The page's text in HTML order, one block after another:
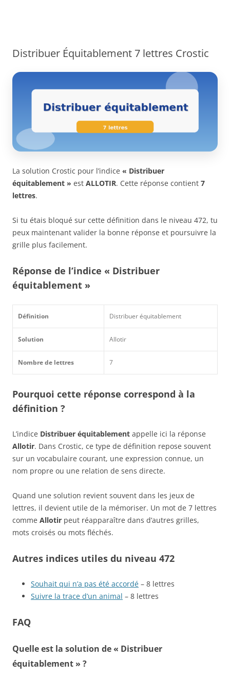
Distribuer Équitablement 7 lettres Crostic
La solution Crostic pour l’indice « Distribuer
équitablement » est ALLOTIR. Cette réponse contient 7
lettres.
Si tu étais bloqué sur cette définition dans le niveau 472, tu
peux maintenant valider la bonne réponse et poursuivre la
grille plus facilement.
Réponse de l’indice « Distribuer
équitablement »
Définition Distribuer équitablement
Solution Allotir
Nombre de lettres 7
Pourquoi cette réponse correspond à la
définition ?
L’indice Distribuer équitablement appelle ici la réponse
Allotir. Dans Crostic, ce type de définition repose souvent
sur un vocabulaire courant, une expression connue, un
nom propre ou une relation de sens directe.
Quand une solution revient souvent dans les jeux de
lettres, il devient utile de la mémoriser. Un mot de 7 lettres
comme Allotir peut réapparaître dans d’autres grilles,
mots croisés ou mots fléchés.
Autres indices utiles du niveau 472
Souhait qui n’a pas été accordé – 8 lettres
Suivre la trace d’un animal – 8 lettres
FAQ
Quelle est la solution de « Distribuer
équitablement » ?